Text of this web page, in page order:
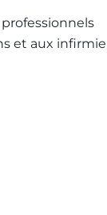
et aux